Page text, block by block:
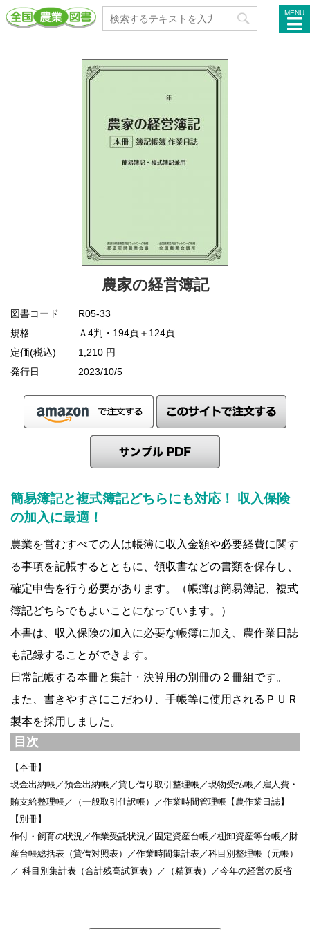
MENU
農家の経営簿記
図書コード
R05-33
規格
Ａ4判・194頁＋124頁
定価(税込)
1,210 円
発行日
2023/10/5
簡易簿記と複式簿記どちらにも対応！ 収入保険
の加入に最適！
農業を営むすべての人は帳簿に収入金額や必要経費に関す
る事項を記帳するとともに、領収書などの書類を保存し、
確定申告を行う必要があります。（帳簿は簡易簿記、複式
簿記どちらでもよいことになっています。）
本書は、収入保険の加入に必要な帳簿に加え、農作業日誌
も記録することができます。
日常記帳する本冊と集計・決算用の別冊の２冊組です。
また、書きやすさにこだわり、手帳等に使用されるＰＵＲ
製本を採用しました。
目次
【本冊】
現金出納帳／預金出納帳／貸し借り取引整理帳／現物受払帳／雇人費・
賄支給整理帳／（一般取引仕訳帳）／作業時間管理帳【農作業日誌】
【別冊】
作付・飼育の状況／作業受託状況／固定資産台帳／棚卸資産等台帳／財
産台帳総括表（貸借対照表）／作業時間集計表／科目別整理帳（元帳）
／ 科目別集計表（合計残高試算表）／（精算表）／今年の経営の反省